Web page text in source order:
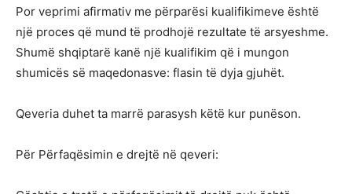
Por veprimi afirmativ me përparësi kualifikimeve është
një proces që mund të prodhojë rezultate të arsyeshme.
Shumë shqiptarë kanë një kualifikim që i mungon
shumicës së maqedonasve: flasin të dyja gjuhët.
Qeveria duhet ta marrë parasysh këtë kur punëson.
Për Përfaqësimin e drejtë në qeveri: